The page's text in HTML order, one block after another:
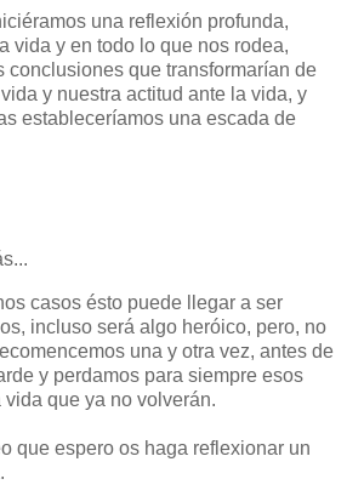
una reflexión profunda,
vida y en todo lo que nos rodea,
conclusiones que transformarían de
y nuestra actitud ante la vida, y
estableceríamos una escada de
casos ésto puede llegar a ser
incluso será algo heróico, pero, no
una y otra vez, antes de
y perdamos para siempre esos
que ya no volverán.
que espero os haga reflexionar un